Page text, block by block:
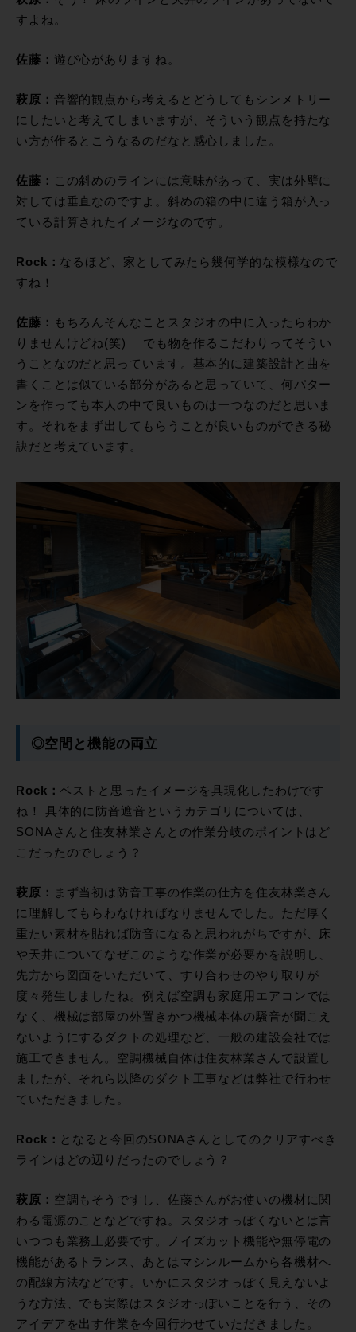
すよね。
佐藤： 遊び心がありますね。
萩原： 音響的観点から考えるとどうしてもシンメトリー
にしたいと考えてしまいますが、そういう観点を持たな
い方が作るとこうなるのだなと感心しました。
佐藤：
この斜めのラインには意味があって、実は外壁に
対しては垂直なのですよ。斜めの箱の中に違う箱が入っ
ている計算されたイメージなのです。
Rock： なるほど、家としてみたら幾何学的な模様なので
すね！
佐藤：
もちろんそんなことスタジオの中に入ったらわか
りませんけどね(笑) でも物を作るこだわりってそうい
うことなのだと思っています。基本的に建築設計と曲を
書くことは似ている部分があると思っていて、何パター
ンを作っても本人の中で良いものは一つなのだと思いま
す。それをまず出してもらうことが良いものができる秘
訣だと考えています。
◎空間と機能の両立
Rock：ベストと思ったイメージを具現化したわけです
ね！ 具体的に防音遮音というカテゴリについては、
SONAさんと住友林業さんとの作業分岐のポイントはど
こだったのでしょう？
萩原：
まず当初は防音工事の作業の仕方を住友林業さん
に理解してもらわなければなりませんでした。ただ厚く
重たい素材を貼れば防音になると思われがちですが、床
や天井についてなぜこのような作業が必要かを説明し、
先方から図面をいただいて、すり合わせのやり取りが
度々発生しましたね。例えば空調も家庭用エアコンでは
なく、機械は部屋の外置きかつ機械本体の騒音が聞こえ
ないようにするダクトの処理など、一般の建設会社では
施工できません。空調機械自体は住友林業さんで設置し
ましたが、それら以降のダクト工事などは弊社で行わせ
ていただきました。
Rock： となると今回のSONAさんとしてのクリアすべき
ラインはどの辺りだったのでしょう？
萩原： 空調もそうですし、佐藤さんがお使いの機材に関
わる電源のことなどですね。スタジオっぽくないとは言
いつつも業務上必要です。ノイズカット機能や無停電の
機能があるトランス、あとはマシンルームから各機材へ
の配線方法などです。いかにスタジオっぽく見えないよ
うな方法、でも実際はスタジオっぽいことを行う、その
アイデアを出す作業を今回行わせていただきました。